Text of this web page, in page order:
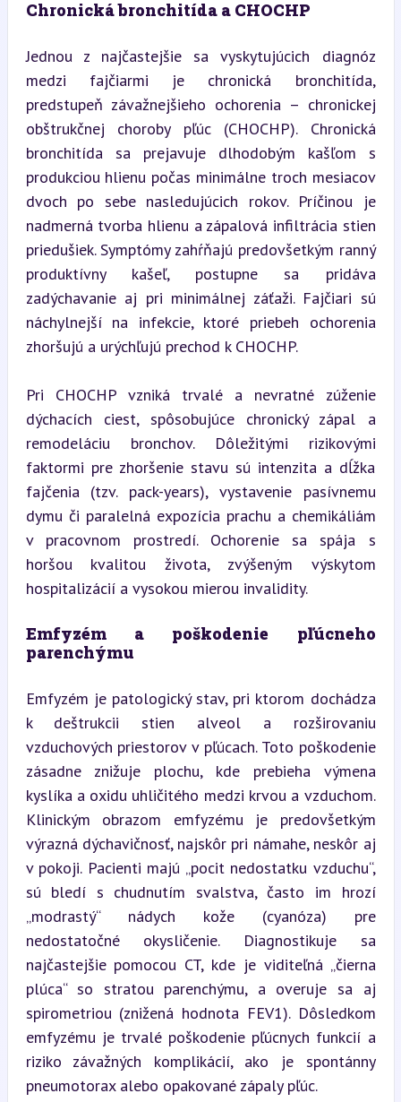
Chronická bronchitída a CHOCHP
Jednou z najčastejšie sa vyskytujúcich diagnóz
medzi fajčiarmi je chronická bronchitída,
predstupeň závažnejšieho ochorenia – chronickej
obštrukčnej choroby pľúc (CHOCHP). Chronická
bronchitída sa prejavuje dlhodobým kašľom s
produkciou hlienu počas minimálne troch mesiacov
dvoch po sebe nasledujúcich rokov. Príčinou je
nadmerná tvorba hlienu a zápalová infiltrácia stien
priedušiek. Symptómy zahŕňajú predovšetkým ranný
produktívny kašeľ, postupne sa pridáva
zadýchavanie aj pri minimálnej záťaži. Fajčiari sú
náchylnejší na infekcie, ktoré priebeh ochorenia
zhoršujú a urýchľujú prechod k CHOCHP.
Pri CHOCHP vzniká trvalé a nevratné zúženie
dýchacích ciest, spôsobujúce chronický zápal a
remodeláciu bronchov. Dôležitými rizikovými
faktormi pre zhoršenie stavu sú intenzita a dĺžka
fajčenia (tzv. pack-years), vystavenie pasívnemu
dymu či paralelná expozícia prachu a chemikáliám
v pracovnom prostredí. Ochorenie sa spája s
horšou kvalitou života, zvýšeným výskytom
hospitalizácií a vysokou mierou invalidity.
Emfyzém a poškodenie pľúcneho
parenchýmu
Emfyzém je patologický stav, pri ktorom dochádza
k deštrukcii stien alveol a rozširovaniu
vzduchových priestorov v pľúcach. Toto poškodenie
zásadne znižuje plochu, kde prebieha výmena
kyslíka a oxidu uhličitého medzi krvou a vzduchom.
Klinickým obrazom emfyzému je predovšetkým
výrazná dýchavičnosť, najskôr pri námahe, neskôr aj
v pokoji. Pacienti majú „pocit nedostatku vzduchu“,
sú bledí s chudnutím svalstva, často im hrozí
„modrastý“ nádych kože (cyanóza) pre
nedostatočné okysličenie. Diagnostikuje sa
najčastejšie pomocou CT, kde je viditeľná „čierna
plúca“ so stratou parenchýmu, a overuje sa aj
spirometriou (znižená hodnota FEV1). Dôsledkom
emfyzému je trvalé poškodenie pľúcnych funkcií a
riziko závažných komplikácií, ako je spontánny
pneumotorax alebo opakované zápaly pľúc.